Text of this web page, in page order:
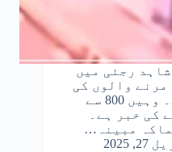
رجئی میں
مرنے والوں کی
تعداد بڑھ کر 18 ہوگئی ہے۔ وہیں 800 سے
کی خبر ہے۔
مبینہ…
2025